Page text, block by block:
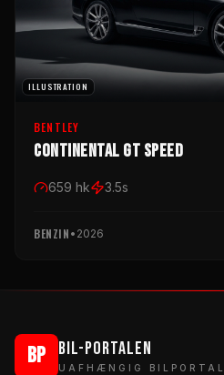
ILLUSTRATION
BENTLEY
Continental GT Speed
659 hk 3.5s
BENZIN • 2026
BP BIL-PORTALEN
UAFHÆNGIG BILPORTAL